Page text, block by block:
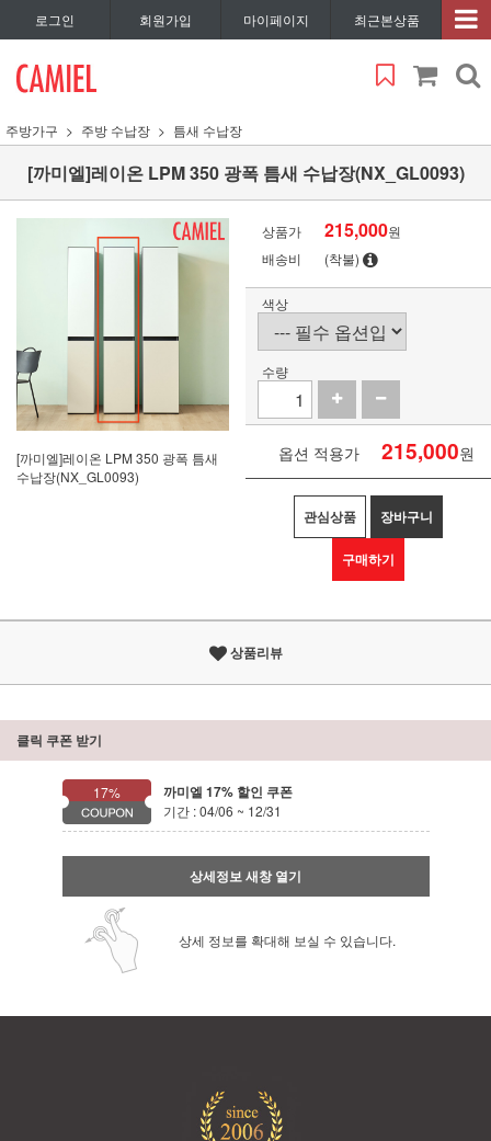
로그인 회원가입 마이페이지 최근본상품
주방가구 주방 수납장 틈새 수납장
[까미엘]레이온 LPM 350 광폭 틈새 수납장(NX_GL0093)
[까미엘]레이온 LPM 350 광폭 틈새
수납장(NX_GL0093)
상품가 215,000원
배송비
(착불)
색상
수량
옵션 적용가 215,000원
관심상품 장바구니
구매하기
상품리뷰
클릭 쿠폰 받기
17% 까미엘 17% 할인 쿠폰
기간 : 04/06 ~ 12/31
상세정보 새창 열기
상세 정보를 확대해 보실 수 있습니다.